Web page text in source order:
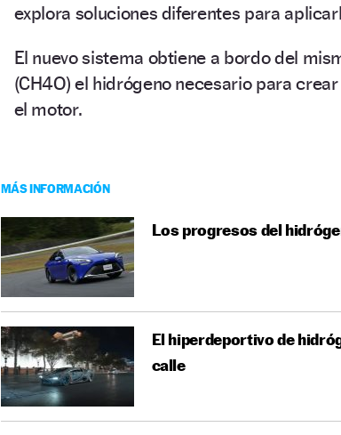
explora soluciones diferentes para
El nuevo sistema obtiene a bordo del
(CH4O) el hidrógeno necesario para
el motor.
MÁS INFORMACIÓN
Los progresos del
El hiperdeportivo de
calle